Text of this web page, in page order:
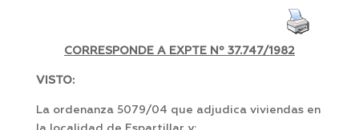
CORRESPONDE A EXPTE Nº 37.747/1982
VISTO:
La ordenanza 5079/04 que adjudica viviendas en